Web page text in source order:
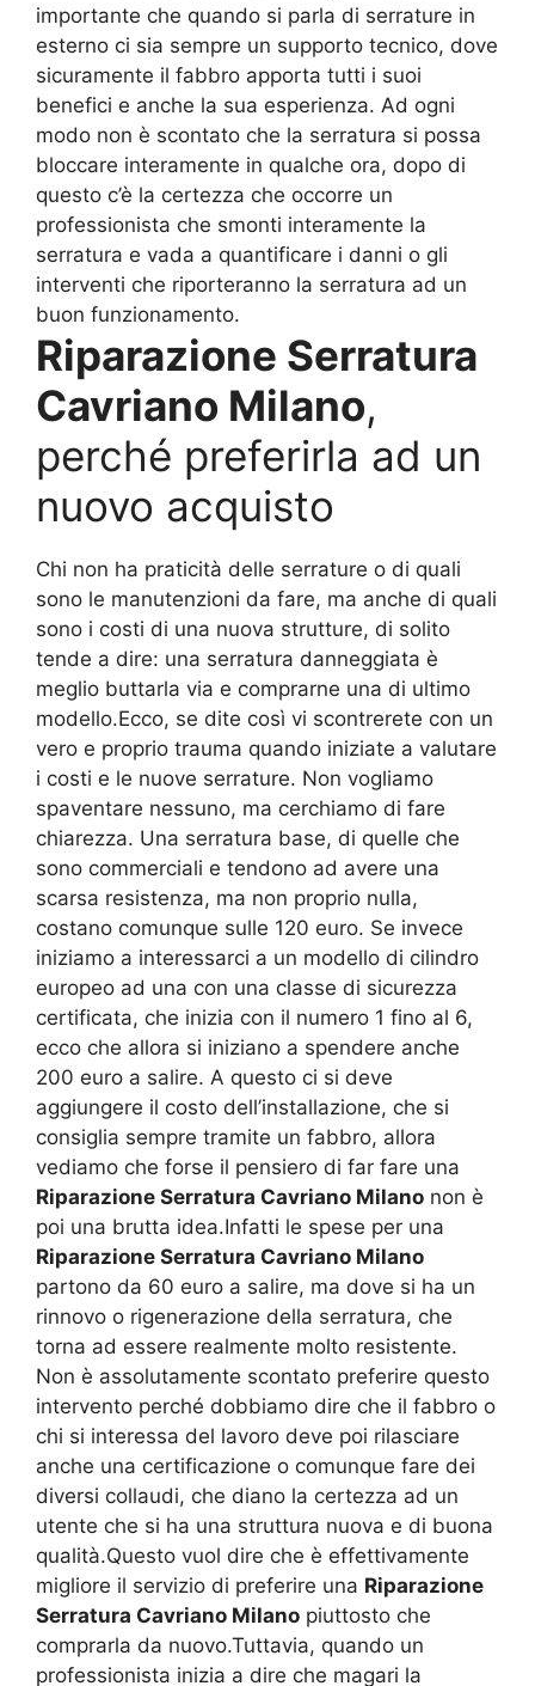
importante che quando si parla di serrature in
esterno ci sia sempre un supporto tecnico, dove
sicuramente il fabbro apporta tutti i suoi
benefici e anche la sua esperienza. Ad ogni
modo non è scontato che la serratura si possa
bloccare interamente in qualche ora, dopo di
questo c’è la certezza che occorre un
professionista che smonti interamente la
serratura e vada a quantificare i danni o gli
interventi che riporteranno la serratura ad un
buon funzionamento.
Riparazione Serratura
Cavriano Milano,
perché preferirla ad un
nuovo acquisto
Chi non ha praticità delle serrature o di quali
sono le manutenzioni da fare, ma anche di quali
sono i costi di una nuova strutture, di solito
tende a dire: una serratura danneggiata è
meglio buttarla via e comprarne una di ultimo
modello.Ecco, se dite così vi scontrerete con un
vero e proprio trauma quando iniziate a valutare
i costi e le nuove serrature. Non vogliamo
spaventare nessuno, ma cerchiamo di fare
chiarezza. Una serratura base, di quelle che
sono commerciali e tendono ad avere una
scarsa resistenza, ma non proprio nulla,
costano comunque sulle 120 euro. Se invece
iniziamo a interessarci a un modello di cilindro
europeo ad una con una classe di sicurezza
certificata, che inizia con il numero 1 fino al 6,
ecco che allora si iniziano a spendere anche
200 euro a salire. A questo ci si deve
aggiungere il costo dell’installazione, che si
consiglia sempre tramite un fabbro, allora
vediamo che forse il pensiero di far fare una
Riparazione Serratura Cavriano Milano non è
poi una brutta idea.Infatti le spese per una
Riparazione Serratura Cavriano Milano
partono da 60 euro a salire, ma dove si ha un
rinnovo o rigenerazione della serratura, che
torna ad essere realmente molto resistente.
Non è assolutamente scontato preferire questo
intervento perché dobbiamo dire che il fabbro o
chi si interessa del lavoro deve poi rilasciare
anche una certificazione o comunque fare dei
diversi collaudi, che diano la certezza ad un
utente che si ha una struttura nuova e di buona
qualità.Questo vuol dire che è effettivamente
migliore il servizio di preferire una Riparazione
Serratura Cavriano Milano piuttosto che
comprarla da nuovo.Tuttavia, quando un
professionista inizia a dire che magari la